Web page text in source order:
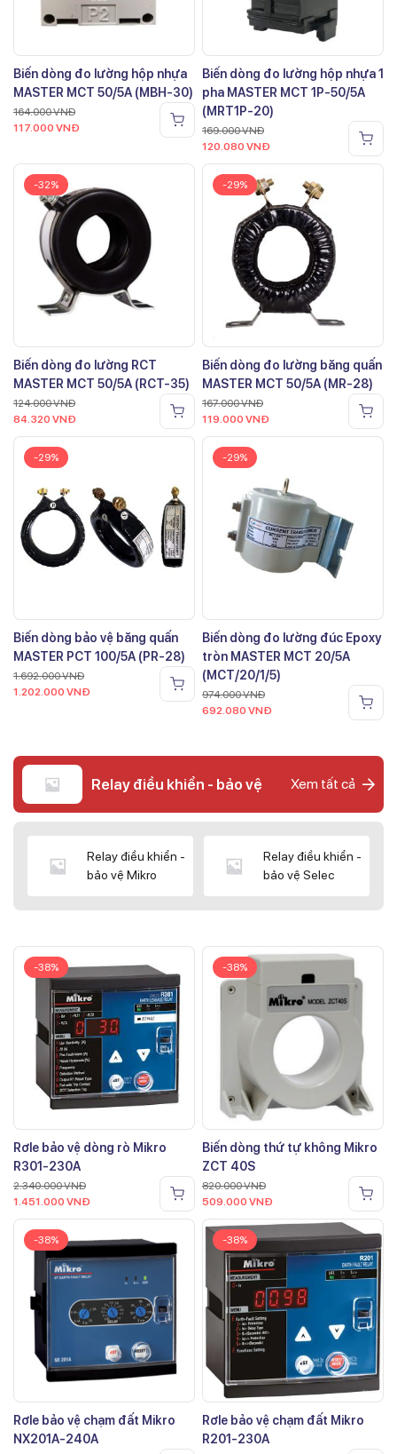
Biến dòng đo lường hộp nhựa
MASTER MCT 50/5A (MBH-30)
164.000VNĐ
117.000 VNĐ
Biến dòng đo lường hộp nhựa 1
pha MASTER MCT 1P-50/5A
(MRT1P-20)
169.000VNĐ
120.080 VNĐ
-32%
Biến dòng đo lường RCT
MASTER MCT 50/5A (RCT-35)
124.000VNĐ
84.320 VNĐ
-29%
Biến dòng đo lường băng quấn
MASTER MCT 50/5A (MR-28)
167.000VNĐ
119.000 VNĐ
-29%
Biến dòng bảo vệ băng quấn
MASTER PCT 100/5A (PR-28)
1.692.000VNĐ
1.202.000 VNĐ
-29%
Biến dòng đo lường đúc Epoxy
tròn MASTER MCT 20/5A
(MCT/20/1/5)
974.000VNĐ
692.080 VNĐ
Relay điều khiển - bảo vệ Xem tất cả
Relay điều khiển -
bảo vệ Mikro
Relay điều khiển -
bảo vệ Selec
-38%
Rơle bảo vệ dòng rò Mikro
R301-230A
2.340.000VNĐ
1.451.000 VNĐ
-38%
Biến dòng thứ tự không Mikro
ZCT 40S
820.000VNĐ
509.000 VNĐ
-38%
Rơle bảo vệ chạm đất Mikro
NX201A-240A
-38%
Rơle bảo vệ chạm đất Mikro
R201-230A